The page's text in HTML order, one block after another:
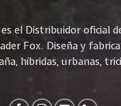
el Distribuidor oficial
Fox. Diseña y
híbridas, urbanas,